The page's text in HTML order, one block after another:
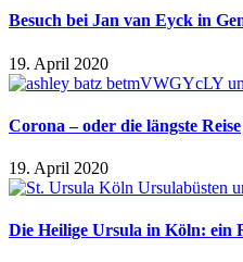
Besuch bei Jan van Eyck in
19. April 2020
Corona – oder die längste Reise
19. April 2020
Die Heilige Ursula in Köln: